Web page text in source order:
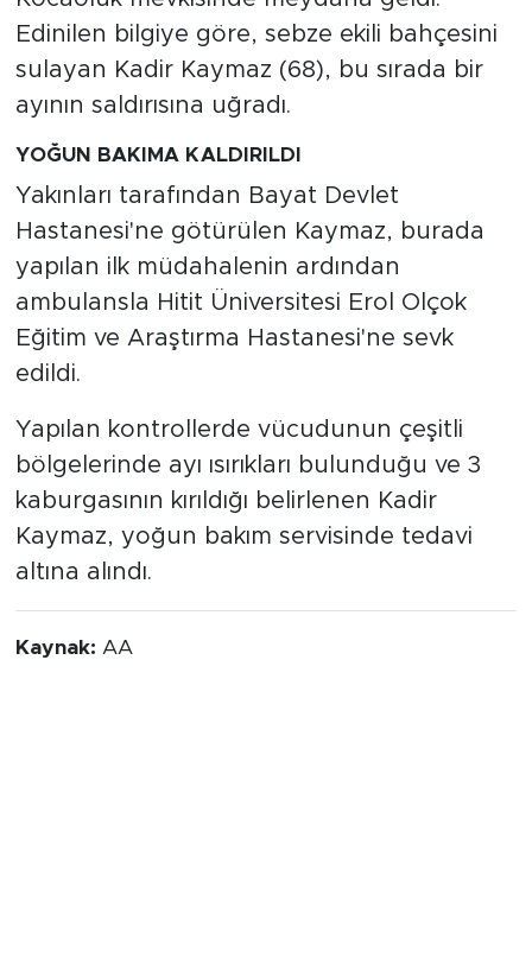
Edinilen bilgiye göre, sebze ekili bahçesini
sulayan Kadir Kaymaz (68), bu sırada bir
ayının saldırısına uğradı.
YOĞUN BAKIMA KALDIRILDI
Yakınları tarafından Bayat Devlet
Hastanesi'ne götürülen Kaymaz, burada
yapılan ilk müdahalenin ardından
ambulansla Hitit Üniversitesi Erol Olçok
Eğitim ve Araştırma Hastanesi'ne sevk
edildi.
Yapılan kontrollerde vücudunun çeşitli
bölgelerinde ayı ısırıkları bulunduğu ve 3
kaburgasının kırıldığı belirlenen Kadir
Kaymaz, yoğun bakım servisinde tedavi
altına alındı.
Kaynak: AA